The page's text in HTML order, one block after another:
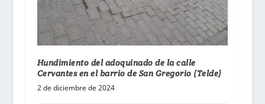
Hundimiento del adoquinado de la calle
Cervantes en el barrio de San Gregorio (Telde)
2 de diciembre de 2024